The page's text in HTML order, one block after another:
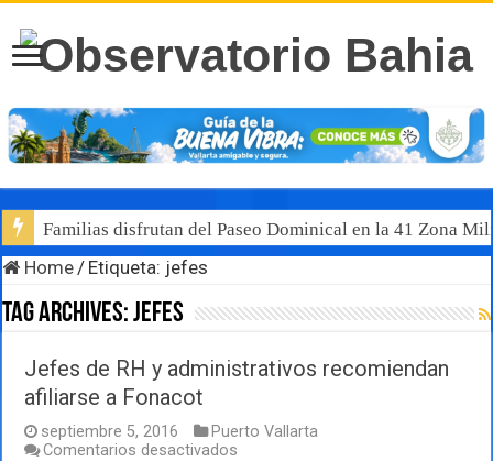
Familias disfrutan del Paseo Dominical en la 41 Zona
Home / Etiqueta: jefes
Tag Archives:jefes
Jefes de RH y administrativos recomiendan
afiliarse a Fonacot
septiembre 5, 2016
Puerto Vallarta
Comentarios desactivados